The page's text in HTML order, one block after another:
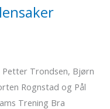
Petter Trondsen, Bjørn
Rognstad og Pål
Trening Bra